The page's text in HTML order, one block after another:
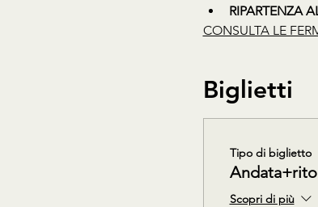
RIPARTENZA
CONSULTA LE
Biglietti
Tipo di biglietto
Scopri di più